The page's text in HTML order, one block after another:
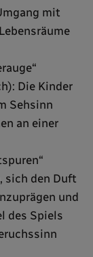
mit
Die Kinder
Sehsinn
an einer
sich den Duft
und
des Spiels